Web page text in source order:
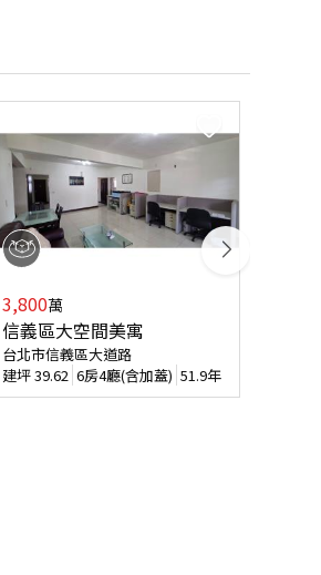
3,800萬
信義區大空間美寓
台北市信義區大道路
建坪39.62 6房4廳(含加蓋) 51.9年